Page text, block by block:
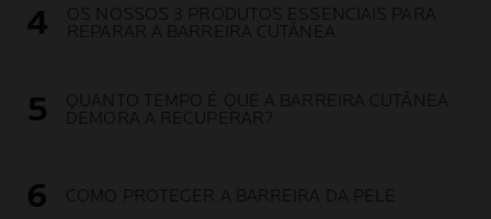
OS NOSSOS 3 PRODUTOS ESSENCIAIS PARA
REPARAR A BARREIRA CUTÂNEA
QUANTO TEMPO É QUE A BARREIRA CUTÂNEA
DEMORA A RECUPERAR?
COMO PROTEGER A BARREIRA DA PELE